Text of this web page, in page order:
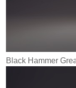
Black Hammer